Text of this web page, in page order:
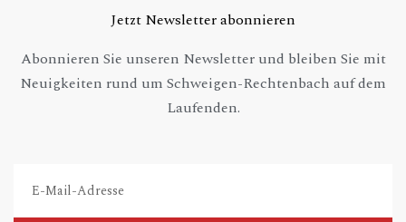
Jetzt Newsletter abonnieren
Abonnieren Sie unseren Newsletter und bleiben Sie mit
Neuigkeiten rund um Schweigen-Rechtenbach auf dem
Laufenden.
Mail-